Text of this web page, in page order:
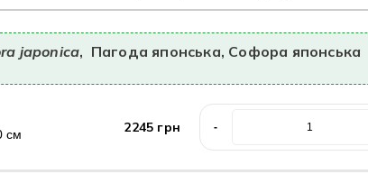
japonica, Пагода японська, Софора японська
cм 2245 грн -